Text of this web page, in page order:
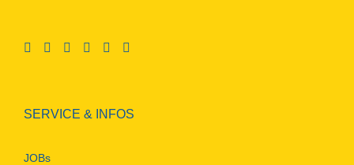
SERVICE & INFOS
JOBs